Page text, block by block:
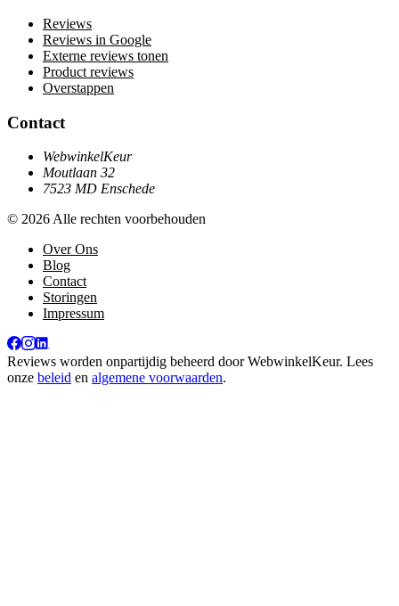
Reviews
Reviews in Google
Externe reviews tonen
Product reviews
Overstappen
Contact
WebwinkelKeur
Moutlaan 32
7523 MD Enschede
© 2026 Alle rechten voorbehouden
Over Ons
Blog
Contact
Storingen
Impressum
Reviews worden onpartijdig beheerd doorWebwinkelKeur. Lees
onze beleid en algemene voorwaarden.